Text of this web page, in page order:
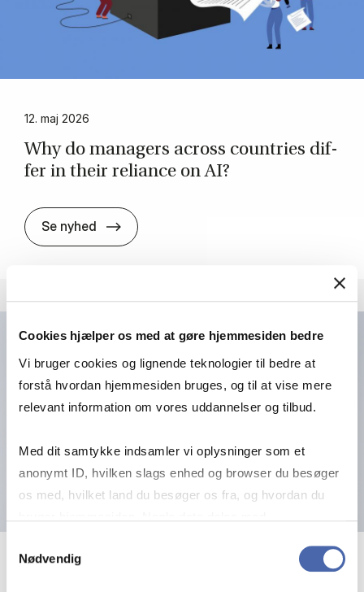
Cookies hjælper os med at gøre hjemmesiden bedre
Vi bruger cookies og lignende teknologier til bedre at
forstå hvordan hjemmesiden bruges, og til at vise mere
relevant information om vores uddannelser og tilbud.
Med dit samtykke indsamler vi oplysninger som et
anonymt ID, hvilken slags enhed og browser du besøger
os med, hvilket land du besøger os fra, og hvordan du
markedsføring. Du bestemmer selv - og kan altid trække
Nødvendig
12. maj 2026
Why do man­agers across coun­tri­es dif­
fer in their re­li­ance on AI?
Se nyhed Why do man­agers across coun­tri­es